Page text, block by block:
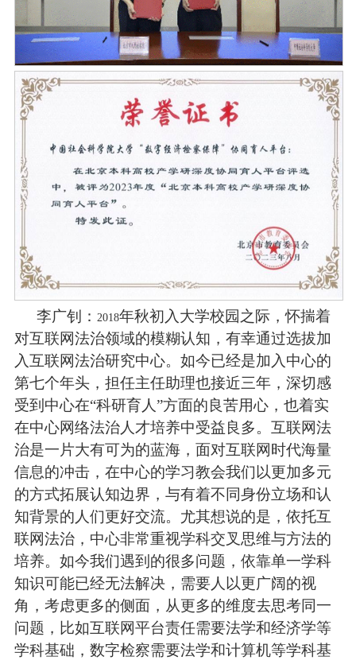
李广钊： 2018年秋初入大学校园之际，怀揣着
对互联网法治领域的模糊认知，有幸通过选拔加
入互联网法治研究中心。如今已经是加入中心的
第七个年头，担任主任助理也接近三年，深切感
受到中心在“科研育人”方面的良苦用心，也着实
在中心网络法治人才培养中受益良多。互联网法
治是一片大有可为的蓝海，面对互联网时代海量
信息的冲击，在中心的学习教会我们以更加多元
的方式拓展认知边界，与有着不同身份立场和认
知背景的人们更好交流。尤其想说的是，依托互
联网法治，中心非常重视学科交叉思维与方法的
培养。如今我们遇到的很多问题，依靠单一学科
知识可能已经无法解决，需要人以更广阔的视
角，考虑更多的侧面，从更多的维度去思考同一
问题，比如互联网平台责任需要法学和经济学等
学科基础，数字检察需要法学和计算机等学科基